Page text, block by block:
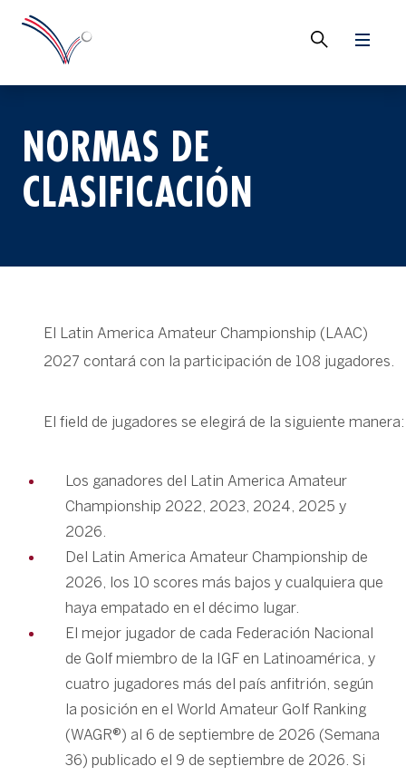
NORMAS DE
CLASIFICACIÓN
El Latin America Amateur Championship (LAAC)
2027 contará con la participación de 108 jugadores.
El field de jugadores se elegirá de la siguiente manera:
Los ganadores del Latin America Amateur
Championship 2022, 2023, 2024, 2025 y
2026.
Del Latin America Amateur Championship de
2026, los 10 scores más bajos y cualquiera que
haya empatado en el décimo lugar.
El mejor jugador de cada Federación Nacional
de Golf miembro de la IGF en Latinoamérica, y
cuatro jugadores más del país anfitrión, según
la posición en el World Amateur Golf Ranking
(WAGR®) al 6 de septiembre de 2026 (Semana
36) publicado el 9 de septiembre de 2026. Si